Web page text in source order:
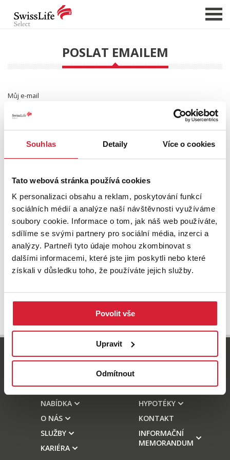
Souhlas Detaily Více o cookies
Tato webová stránka používá cookies
K personalizaci obsahu a reklam, poskytování funkcí
sociálních médií a analýze naší návštěvnosti využíváme
soubory cookie. Informace o tom, jak náš web používáte,
sdílíme se svými partnery pro sociální média, inzerci a
analýzy. Partneři tyto údaje mohou zkombinovat s
dalšími informacemi, které jste jim poskytli nebo které
získali v důsledku toho, že používáte jejich služby.
Povolit vše
Upravit
Odmítnout
NABÍDKA NEMOVITOSTÍ
O NÁS
REFERENCE
SLUŽBY
KARIÉRA
FINANCOVÁNÍ / HYPOTÉKA
KONTAKT
POSLAT EMAILEM
Můj e-mail
E-mail příjemce
800 77 55 77
NABÍDKA
O NÁS
SLUŽBY
KARIÉRA
HYPOTÉKY
KONTAKT
INFORMAČNÍ
MEMORANDUM